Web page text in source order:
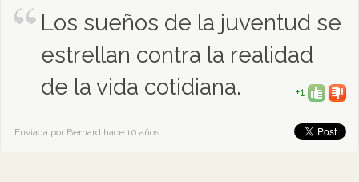
Los sueños de la juventud se
estrellan contra la realidad
de la vida cotidiana.
+1
Enviada por Bernard hace 10 años